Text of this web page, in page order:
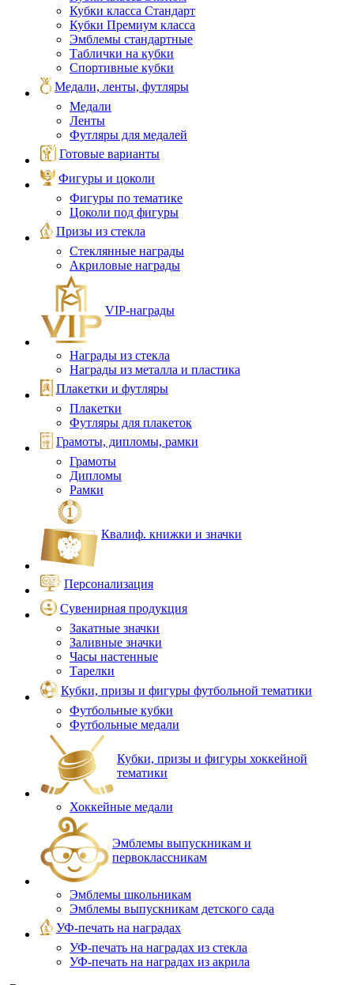
Кубки класса Стандарт
Кубки Премиум класса
Эмблемы стандартные
Таблички на кубки
Спортивные кубки
Медали, ленты, футляры
Медали
Ленты
Футляры для медалей
Готовые варианты
Фигуры и цоколи
Фигуры по тематике
Цоколи под фигуры
Призы из стекла
Стеклянные награды
Акриловые награды
VIP‑награды
Награды из стекла
Награды из металла и пластика
Плакетки и футляры
Плакетки
Футляры для плакеток
Грамоты, дипломы, рамки
Грамоты
Дипломы
Рамки
Квалиф. книжки и значки
Персонализация
Сувенирная продукция
Закатные значки
Заливные значки
Часы настенные
Тарелки
Кубки, призы и фигуры футбольной тематики
Футбольные кубки
Футбольные медали
Кубки, призы и фигуры хоккейной
тематики
Хоккейные медали
Эмблемы выпускникам и
первоклассникам
Эмблемы школьникам
Эмблемы выпускникам детского сада
УФ-печать на наградах
УФ‑печать на наградах из стекла
УФ-печать на наградах из акрила